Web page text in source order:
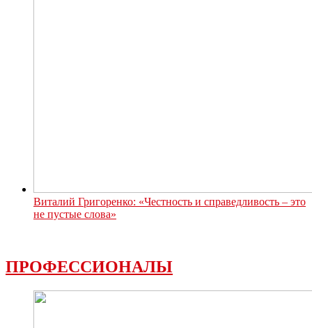
Виталий Григоренко: «Честность и справедливость – это
не пустые слова»
ПРОФЕССИОНАЛЫ